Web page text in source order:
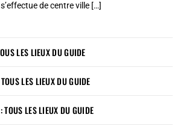
s’effectue de centre ville […]
LES LIEUX DU GUIDE
LES LIEUX DU GUIDE
TOUS LES LIEUX DU GUIDE